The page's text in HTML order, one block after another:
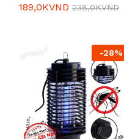
189,0KVND 238,0KVND
-28%